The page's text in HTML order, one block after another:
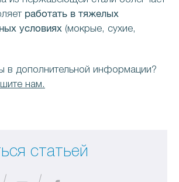
работать в тяжелых
условиях (мокрые, сухие,
в дополнительной информации?
нам.
статьей